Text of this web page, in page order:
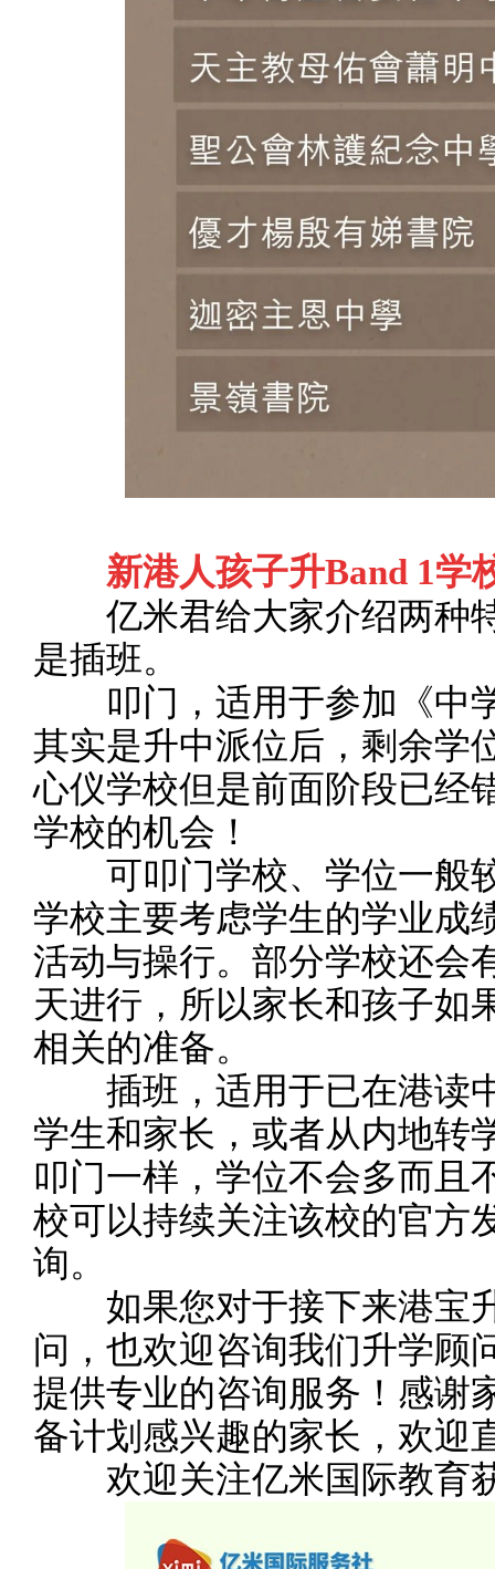
新港人孩子升Band 1学
亿米君给大家介绍两种
是插班。
叩门，适用于参加《中
其实是升中派位后，剩余学
心仪学校但是前面阶段已经
学校的机会！
可叩门学校、学位一般
学校主要考虑学生的学业成
活动与操行。部分学校还会
天进行，所以家长和孩子如
相关的准备。
插班，适用于已在港读
学生和家长，或者从内地转
叩门一样，学位不会多而且
校可以持续关注该校的官方
询。
如果您对于接下来港宝
问，也欢迎咨询我们升学顾
提供专业的咨询服务！感谢
备计划感兴趣的家长，欢迎
欢迎关注亿米国际教育